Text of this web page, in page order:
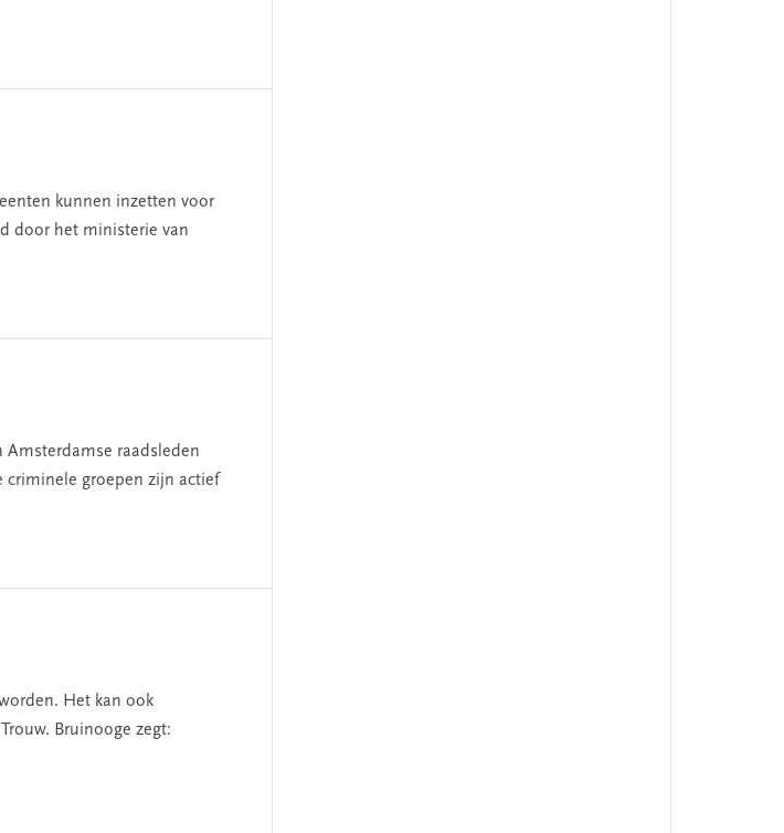
kunnen inzetten voor
door het ministerie van
Amsterdamse raadsleden
criminele groepen zijn actief
Het kan ook
Bruinooge zegt: